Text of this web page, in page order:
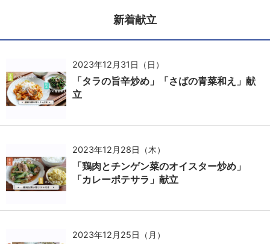
新着献立
2023年12月31日（日）
「タラの旨辛炒め」「さばの青菜和え」献
立
2023年12月28日（木）
「鶏肉とチンゲン菜のオイスター炒め」
「カレーポテサラ」献立
2023年12月25日（月）